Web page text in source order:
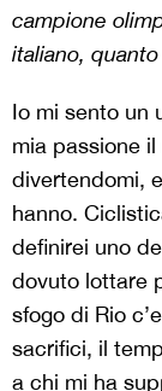
campione
italiano,
Io mi sento un
mia passione
divertendomi,
hanno.
definirei uno
dovuto lottare
sfogo di Rio
sacrifici, il
a chi mi ha